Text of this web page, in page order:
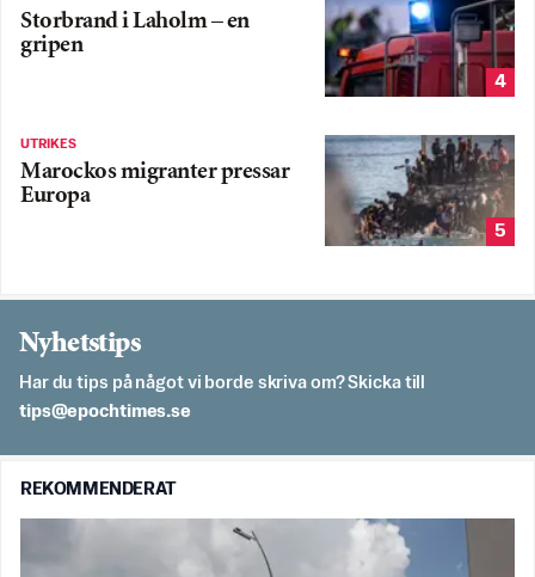
Storbrand i Laholm – en
gripen
4
UTRIKES
Marockos migranter pressar
Europa
5
Nyhetstips
Har du tips på något vi borde skriva om? Skicka till
es.semithcope@spit
REKOMMENDERAT